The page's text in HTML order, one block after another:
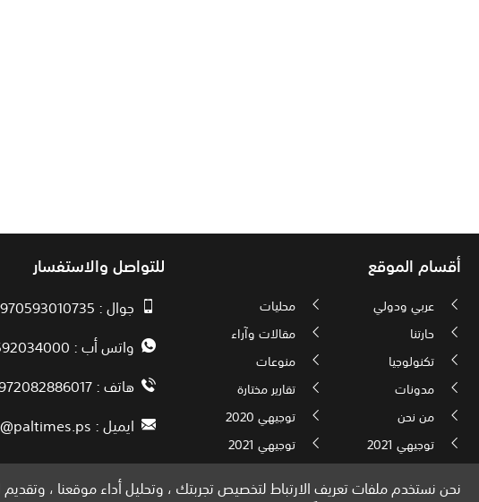
نحن نستخدم ملفات تعريف الارتباط لتخصيص تجربتك ، وتحليل أداء موقعنا ،
أقسام الموقع
عربي ودولي
محليات
حارتنا
مقالات وآراء
تكنولوجيا
منوعات
مدونات
تقارير مختارة
من نحن
توجيهي 2020
توجيهي 2021
توجيهي 2021
للتواصل والاستفسار
جوال : 00970593010735
واتس أب : 00972592034000
هاتف : 00972082886017
ايميل :